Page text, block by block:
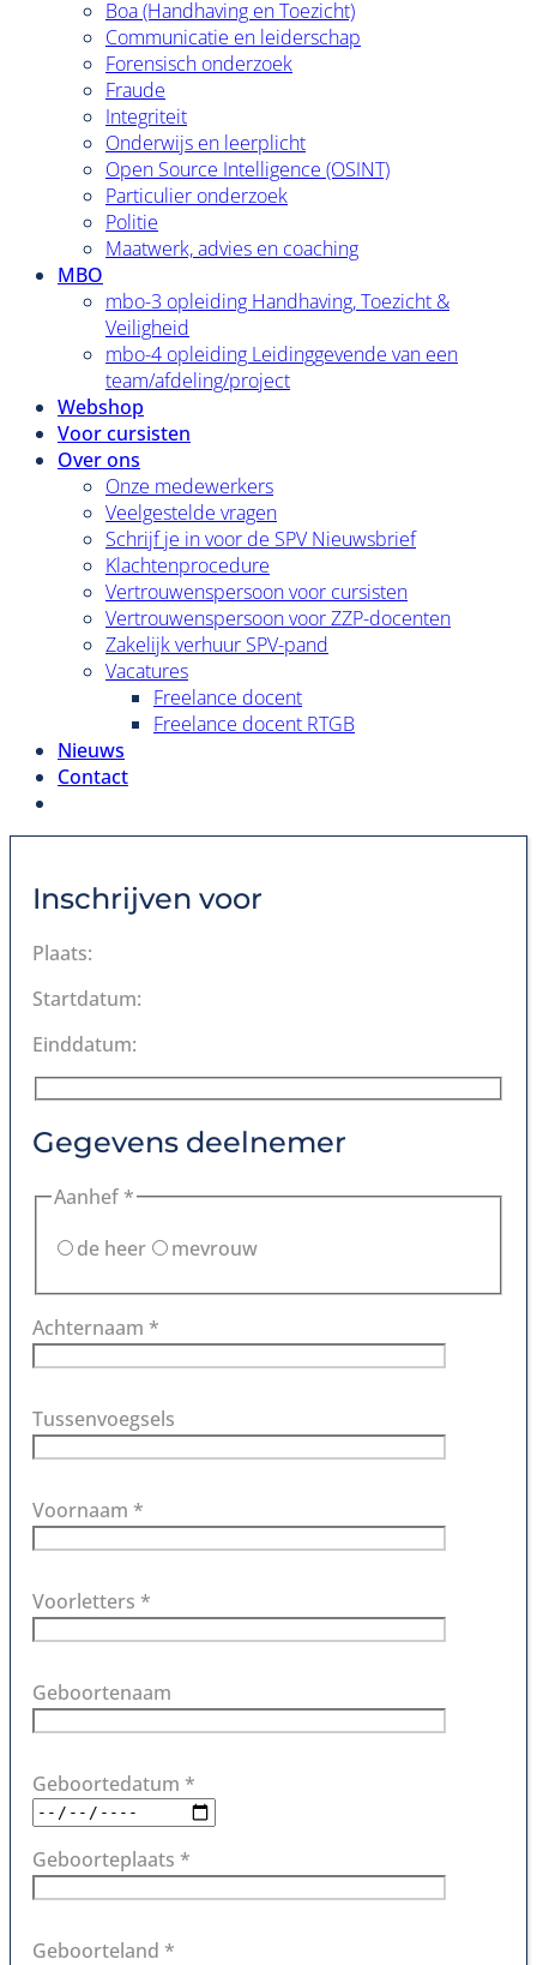
Boa (Handhaving en Toezicht)
Communicatie en leiderschap
Forensisch onderzoek
Fraude
Integriteit
Onderwijs en leerplicht
Open Source Intelligence (OSINT)
Particulier onderzoek
Politie
Maatwerk, advies en coaching
MBO
mbo-3 opleiding Handhaving, Toezicht &
Veiligheid
mbo-4 opleiding Leidinggevende van een
team/afdeling/project
Webshop
Voor cursisten
Over ons
Onze medewerkers
Veelgestelde vragen
Schrijf je in voor de SPV Nieuwsbrief
Klachtenprocedure
Vertrouwenspersoon voor cursisten
Vertrouwenspersoon voor ZZP-docenten
Zakelijk verhuur SPV-pand
Vacatures
Freelance docent
Freelance docent RTGB
Nieuws
Contact
Inschrijven voor
Plaats:
Startdatum:
Einddatum:
Gegevens deelnemer
Aanhef *
de heer
mevrouw
Achternaam *
Tussenvoegsels
Voornaam *
Voorletters *
Geboortenaam
Geboortedatum *
Geboorteplaats *
Geboorteland *